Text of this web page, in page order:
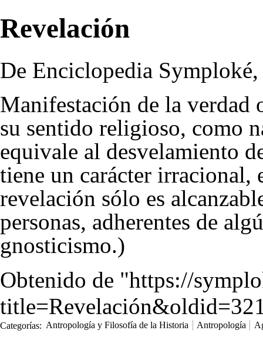
Revelación
De Enciclopedia
Manifestación de la verdad
su sentido religioso, como
equivale al desvelamiento
tiene un carácter irracional,
revelación sólo es
personas, adherentes de
gnosticismo.)
Obtenido de "https://
Categorías: Antropología y Filosofía de la Historia Antropología